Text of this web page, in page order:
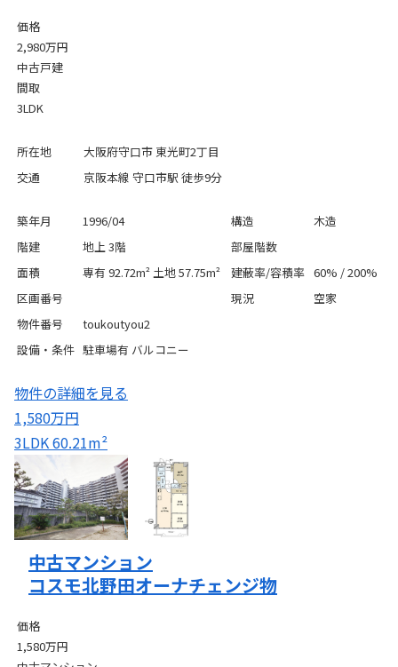
価格
2,980万円
中古戸建
間取
3LDK
所在地
大阪府守口市 東光町2丁目
交通
京阪本線 守口市駅 徒歩9分
築年月 1996/04 構造
木造
階建
地上 3階
部屋階数
面積
専有 92.72m² 土地 57.75m² 建蔽率/容積率 60% / 200%
区画番号
現況
空家
物件番号
toukoutyou2
設備・条件 駐車場有 バルコニー
物件の詳細を見る
1,580万円
3LDK60.21m²
中古マンション
コスモ北野田オーナチェンジ物
価格
1,580万円